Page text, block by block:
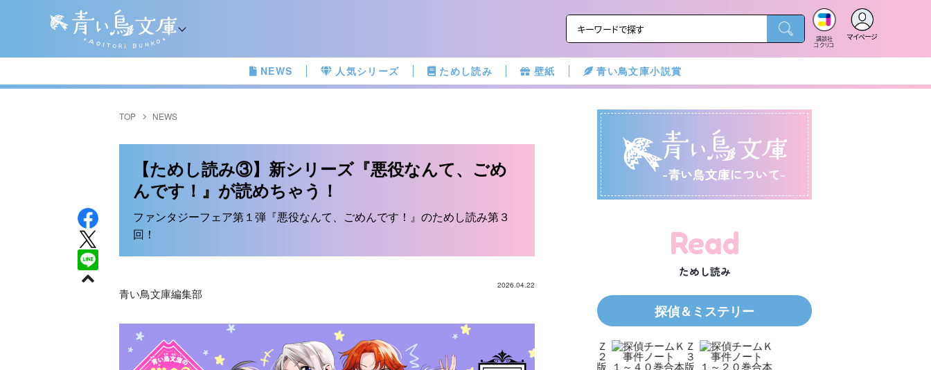
講談社
コクリコ
マイページ
NEWS 人気シリーズ ためし読み 壁紙 青い鳥文庫小説賞
TOP NEWS
【ためし読み③】新シリーズ『悪役なんて、ごめ
んです！』が読めちゃう！
ファンタジーフェア第１弾『悪役なんて、ごめんです！』のためし読み第３
回！
2026.04.22
青い鳥文庫編集部
-青い鳥文庫について-
Read
ためし読み
探偵＆ミステリー